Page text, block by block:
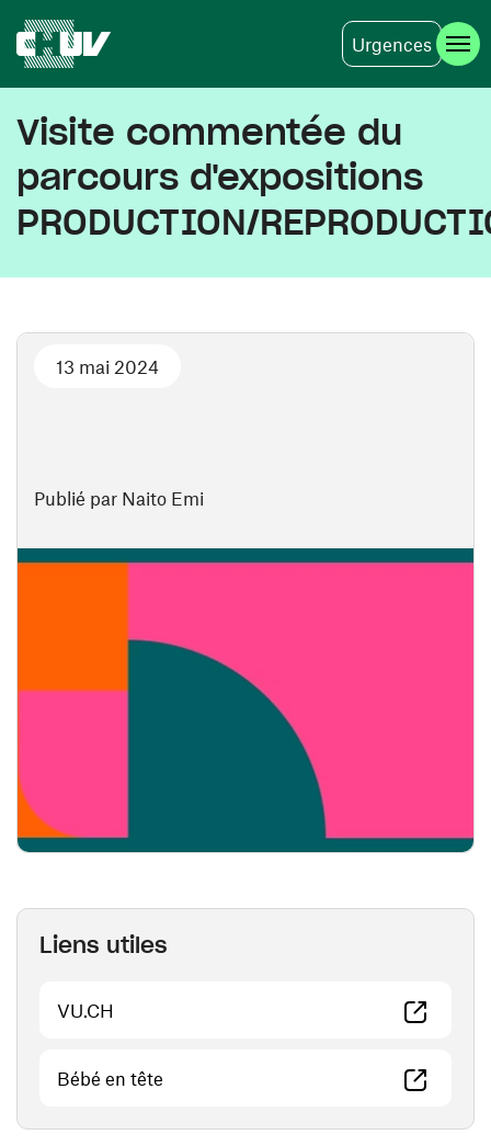
Urgences
Visite commentée du
parcours d'expositions
PRODUCTION/
Publié par Naito Emi
13 mai 2024
Liens utiles
VU.CH
Bébé en tête